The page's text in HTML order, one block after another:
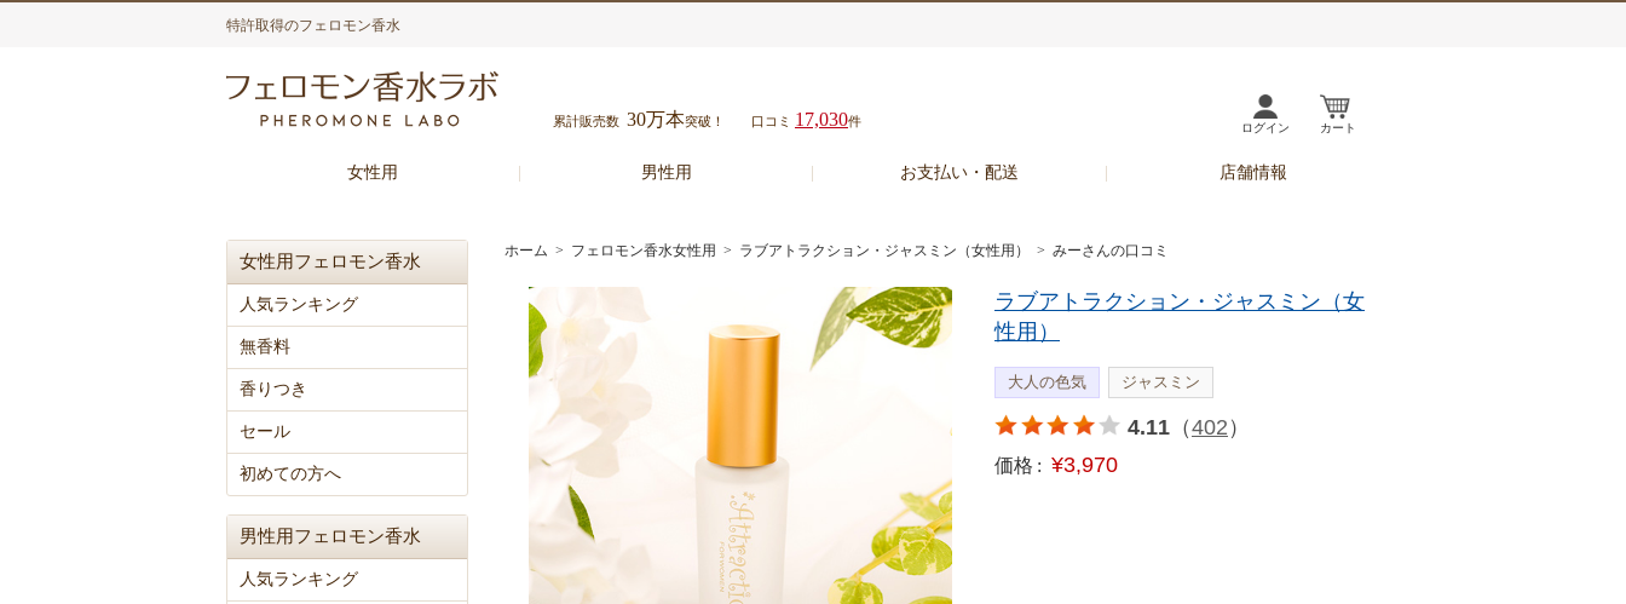
特許取得のフェロモン香水
累計販売数 30万本突破！ 口コミ 17,030件 ログイン カート
女性用 男性用 お支払い・配送 店舗情報
ホーム > フェロモン香水女性用 > ラブアトラクション・ジャスミン（女性用） > みーさんの口コミ
ラブアトラクション・ジャスミン（女
性用）
大人の色気 ジャスミン
4.11 （402 ）
価格 : ¥3,970
女性用フェロモン香水
人気ランキング
無香料
香りつき
セール
初めての方へ
男性用フェロモン香水
人気ランキング